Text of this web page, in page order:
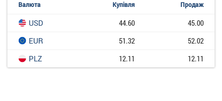
Валюта Купівля Продаж
USD 44.60
45.00
EUR
51.32
52.02
PLZ
12.11 12.11